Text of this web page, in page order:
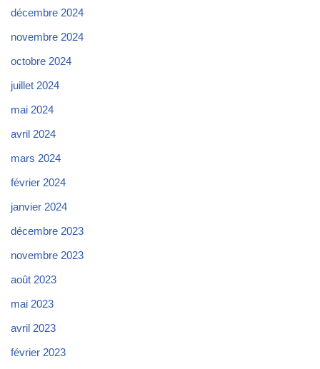
décembre 2024
novembre 2024
octobre 2024
juillet 2024
mai 2024
avril 2024
mars 2024
février 2024
janvier 2024
décembre 2023
novembre 2023
août 2023
mai 2023
avril 2023
février 2023